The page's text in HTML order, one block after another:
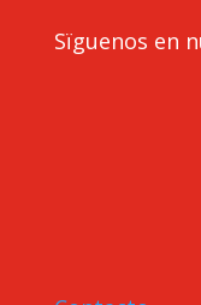
Sïguenos en